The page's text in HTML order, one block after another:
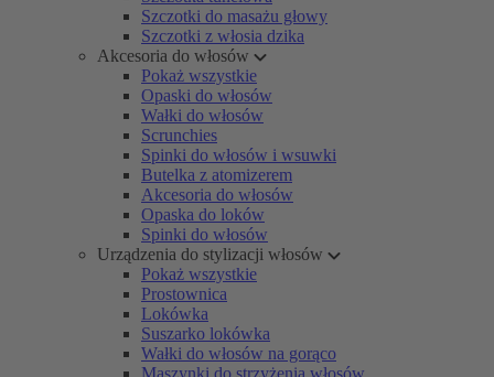
Szczotki do masażu głowy
Szczotki z włosia dzika
Akcesoria do włosów
Pokaż wszystkie
Opaski do włosów
Wałki do włosów
Scrunchies
Spinki do włosów i wsuwki
Butelka z atomizerem
Akcesoria do włosów
Opaska do loków
Spinki do włosów
Urządzenia do stylizacji włosów
Pokaż wszystkie
Prostownica
Lokówka
Suszarko lokówka
Wałki do włosów na gorąco
Maszynki do strzyżenia włosów